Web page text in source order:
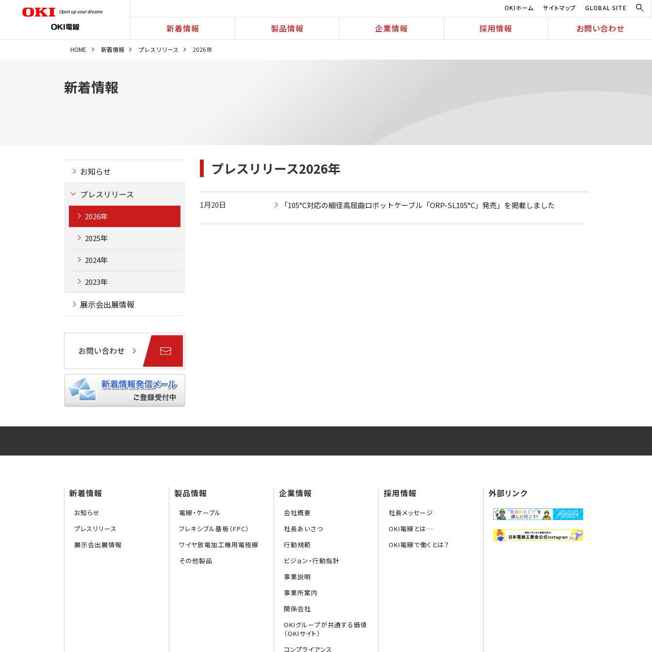
OKIホーム サイトマップ GLOBAL SITE
新着情報 製品情報 企業情報 採用情報 お問い合わせ
HOME 新着情報 プレスリリース 2026年
新着情報
プレスリリース2026年
1月20日 「105°C対応の細径高屈曲ロボットケーブル「ORP-SL105°C」発売」を掲載しました
お知らせ
プレスリリース
2026年
2025年
2024年
2023年
展示会出展情報
新着情報
お知らせ
プレスリリース
展示会出展情報
製品情報
電線・ケーブル
フレキシブル基板（FPC）
ワイヤ放電加工機用電極線
その他製品
企業情報
会社概要
社長あいさつ
行動規範
ビジョン・行動指針
事業説明
事業所案内
関係会社
OKIグループが共通する価値
（OKIサイト）
コンプライアンス
採用情報
社長メッセージ
OKI電線とは…
OKI電線で働くとは？
外部リンク